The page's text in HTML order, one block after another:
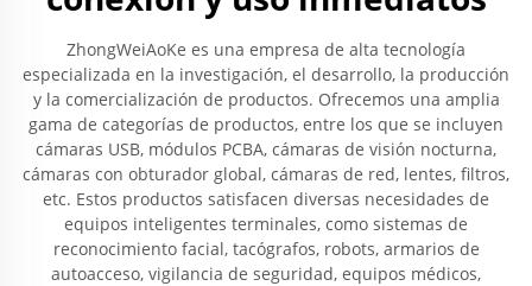
ZhongWeiAoKe es una empresa de alta tecnología
especializada en la investigación, el desarrollo, la producción
y la comercialización de productos. Ofrecemos una amplia
gama de categorías de productos, entre los que se incluyen
cámaras USB, módulos PCBA, cámaras de visión nocturna,
cámaras con obturador global, cámaras de red, lentes, filtros,
etc. Estos productos satisfacen diversas necesidades de
equipos inteligentes terminales, como sistemas de
reconocimiento facial, tacógrafos, robots, armarios de
autoacceso, vigilancia de seguridad, equipos médicos,